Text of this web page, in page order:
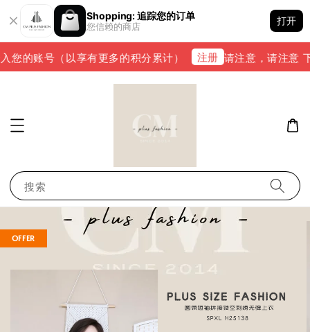
Shopping: 追踪您的订单
您信赖的商店
打开
的账号（以享有更多的积分累计） 注册 请注意，请注意
搜索
OFFER